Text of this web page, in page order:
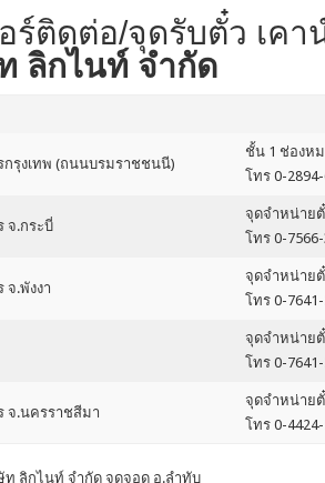
ร์ติดต่อ/จุดรับตั๋ว เคา
ลิกไนท์ จำกัด
รุงเทพ (ถนนบรมราชชนนี)
ชั้น 1 ช่องหม
โทร 0-
จ.กระบี่
จุดจำหน่าย
โทร 0-
จ.พังงา
จุดจำหน่าย
โทร 0-
จุดจำหน่าย
โทร 0-
จ.นครราชสีมา
จุดจำหน่าย
โทร 0-
ท ลิกไนท์ จำกัด จุดจอด อ.ลำทับ